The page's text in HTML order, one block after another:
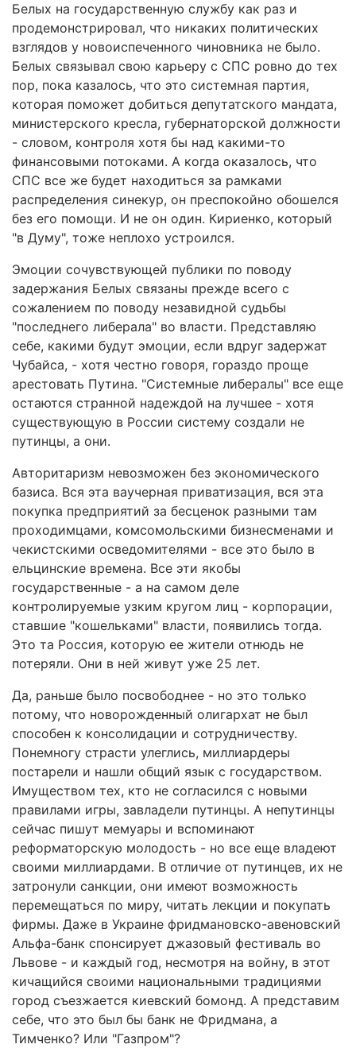
Белых на государственную службу как раз и
продемонстрировал, что никаких политических
взглядов у новоиспеченного чиновника не было.
Белых связывал свою карьеру с СПС ровно до тех
пор, пока казалось, что это системная партия,
которая поможет добиться депутатского мандата,
министерского кресла, губернаторской должности
- словом, контроля хотя бы над какими-то
финансовыми потоками. А когда оказалось, что
СПС все же будет находиться за рамками
распределения синекур, он преспокойно обошелся
без его помощи. И не он один. Кириенко, который
"в Думу", тоже неплохо устроился.
Эмоции сочувствующей публики по поводу
задержания Белых связаны прежде всего с
сожалением по поводу незавидной судьбы
"последнего либерала" во власти. Представляю
себе, какими будут эмоции, если вдруг задержат
Чубайса, - хотя честно говоря, гораздо проще
арестовать Путина. "Системные либералы" все еще
остаются странной надеждой на лучшее - хотя
существующую в России систему создали не
путинцы, а они.
Авторитаризм невозможен без экономического
базиса. Вся эта ваучерная приватизация, вся эта
покупка предприятий за бесценок разными там
проходимцами, комсомольскими бизнесменами и
чекистскими осведомителями - все это было в
ельцинские времена. Все эти якобы
государственные - а на самом деле
контролируемые узким кругом лиц - корпорации,
ставшие "кошельками" власти, появились тогда.
Это та Россия, которую ее жители отнюдь не
потеряли. Они в ней живут уже 25 лет.
Да, раньше было посвободнее - но это только
потому, что новорожденный олигархат не был
способен к консолидации и сотрудничеству.
Понемногу страсти улеглись, миллиардеры
постарели и нашли общий язык c государством.
Имуществом тех, кто не согласился с новыми
правилами игры, завладели путинцы. А непутинцы
сейчас пишут мемуары и вспоминают
реформаторскую молодость - но все еще владеют
своими миллиардами. В отличие от путинцев, их не
затронули санкции, они имеют возможность
перемещаться по миру, читать лекции и покупать
фирмы. Даже в Украине фридмановско-авеновский
Альфа-банк спонсирует джазовый фестиваль во
Львове - и каждый год, несмотря на войну, в этот
кичащийся своими национальными традициями
город съезжается киевский бомонд. А представим
себе, что это был бы банк не Фридмана, а
Тимченко? Или "Газпром"?